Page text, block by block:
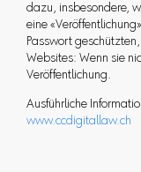
dazu, insbesondere,
eine
Passwort
Websites: Wenn sie
Veröffentlichung.
Ausführliche
www.ccdigitallaw.ch